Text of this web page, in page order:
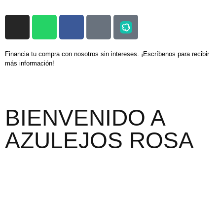
Financia tu compra con nosotros sin intereses. ¡Escríbenos para recibir
más información!
BIENVENIDO A
AZULEJOS ROSA